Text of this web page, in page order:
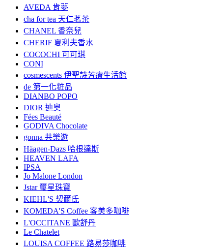
AVEDA 肯夢
cha for tea 天仁茗茶
CHANEL 香奈兒
CHERIF 夏利夫香水
COCOCHI 可可琪
CONI
cosmescents 伊聖詩芳療生活館
de 第一化粧品
DIANBO POPO
DIOR 迪奧
Fées Beauté
GODIVA Chocolate
gonna 共樂遊
Häagen-Dazs 哈根達斯
HEAVEN LAFA
IPSA
Jo Malone London
Jstar 璽星珠寶
KIEHL'S 契爾氏
KOMEDA'S Coffee 客美多咖啡
L'OCCITANE 歐舒丹
Le Chatelet
LOUISA COFFEE 路易莎咖啡